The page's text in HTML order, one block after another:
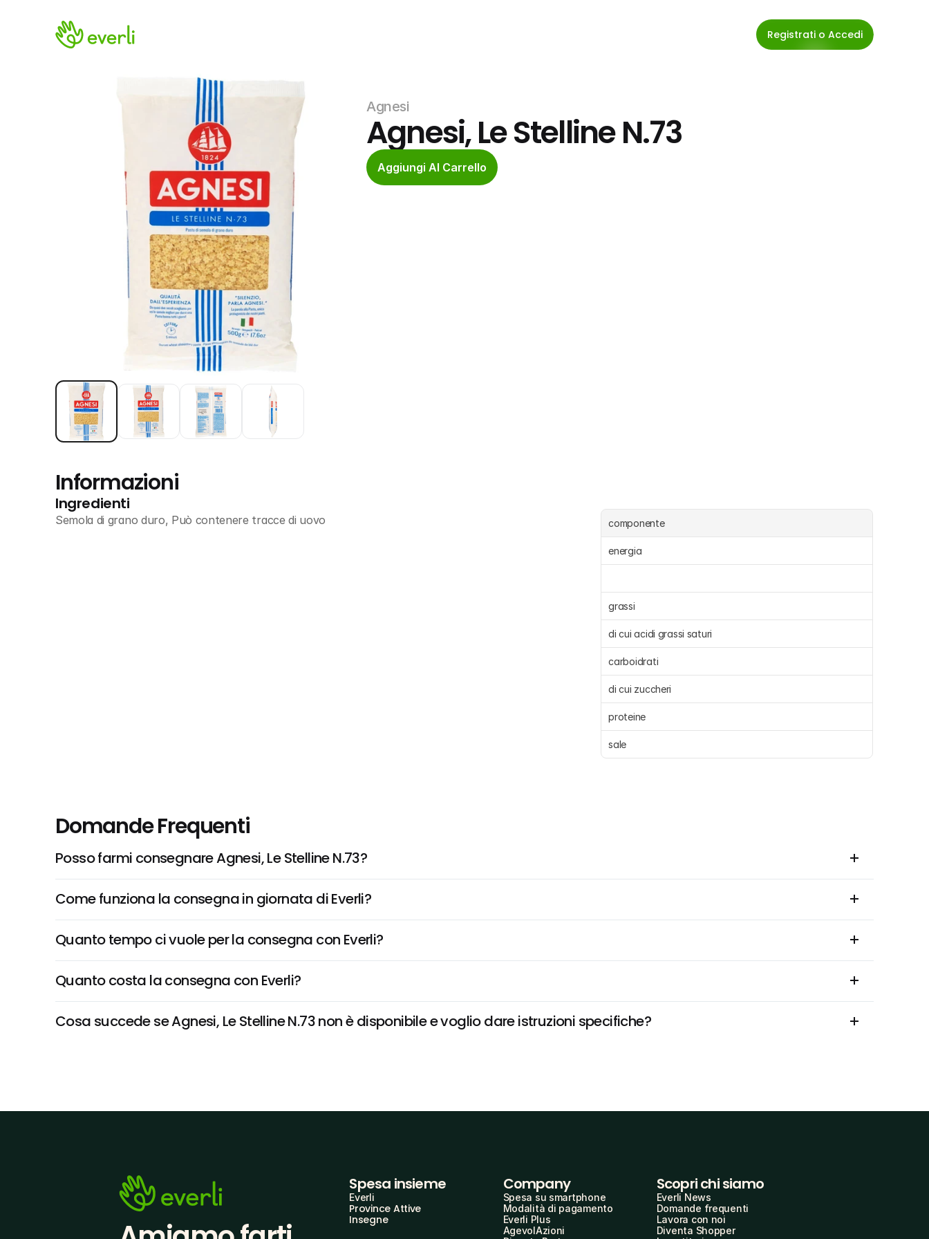
Registrati o Accedi
Agnesi
Agnesi, Le Stelline N.73
Aggiungi Al Carrello
Informazioni
Ingredienti
Semola di grano duro, Può contenere tracce di uovo componente
energia
grassi
di cui acidi grassi saturi
carboidrati
di cui zuccheri
proteine
sale
Domande Frequenti
Posso farmi consegnare Agnesi, Le Stelline N.73?
Come funziona la consegna in giornata di Everli?
Quanto tempo ci vuole per la consegna con Everli?
Quanto costa la consegna con Everli?
Cosa succede se Agnesi, Le Stelline N.73 non è disponibile e voglio dare istruzioni specifiche?
Spesa insieme
Everli
Province Attive
Insegne
Company
Spesa su smartphone
Modalità di pagamento
Everli Plus
AgevolAzioni
Scopri chi siamo
Everli News
Domande frequenti
Lavora con noi
Diventa Shopper